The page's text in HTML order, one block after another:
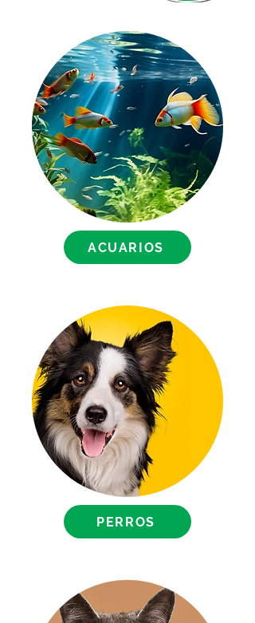
natural del aceite coco y el
extracto de encino, mantienen la
piel y pelo de tu mascota libre
de microorganismos nocivos
mientras brindan brillo y
sedosidad en el pelo de tu
mascota.
- Sin parabenos
- Más del 90% de ingredientes
naturales
- Promueve la cicatrización
- Cuida su piel con ingredientes
herbales
un baño relajante y reparador.
Costo de Envío:
Envío gratis para compras de
$1,500 pesos o más; para
compras de menor cantidad, el
envío tiene un costo de $250
pesos
ACUARIOS
PERROS